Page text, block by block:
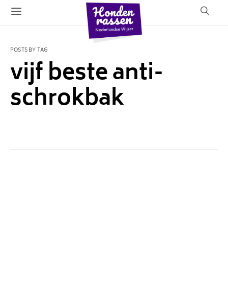
POSTS BY TAG
vijf beste anti-
schrokbak